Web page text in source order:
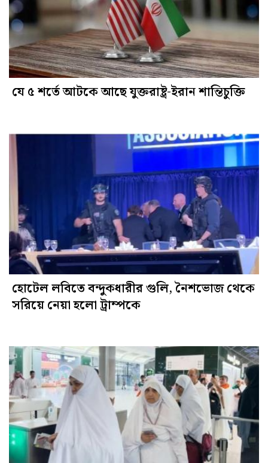
যে ৫ শর্তে আটকে আছে যুক্তরাষ্ট্র-ইরান শান্তিচুক্তি
হোটেল লবিতে বন্দুকধারীর গুলি, নৈশভোজ থেকে
সরিয়ে নেয়া হলো ট্রাম্পকে